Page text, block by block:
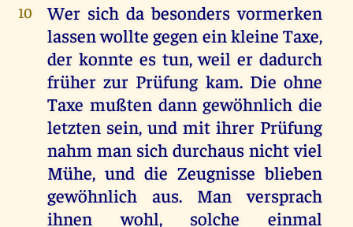
10
Wer sich da besonders vormerken
lassen wollte gegen ein kleine Taxe,
der konnte es tun, weil er dadurch
früher zur Prüfung kam. Die ohne
Taxe mußten dann gewöhnlich die
letzten sein, und mit ihrer Prüfung
nahm man sich durchaus nicht viel
Mühe, und die Zeugnisse blieben
gewöhnlich aus. Man versprach
ihnen wohl, solche einmal